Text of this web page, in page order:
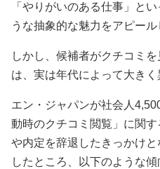
「やりがいのある仕事」と
うな抽象的な魅力をアピール
しかし、候補者がクチコミ
は、実は年代によって大きく
エン・ジャパンが社会人
動時のクチコミ閲覧」に関
や内定を辞退したきっかけ
したところ、以下のような傾